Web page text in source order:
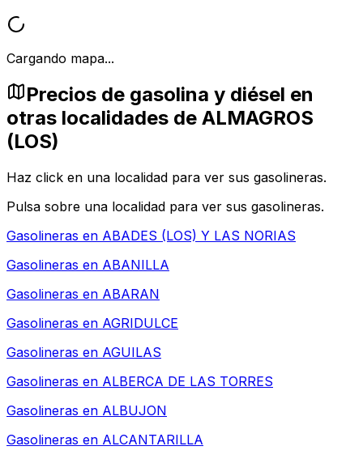
Cargando mapa...
Precios de gasolina y diésel en
otras localidades de ALMAGROS
(LOS)
Haz click en una localidad para ver sus gasolineras.
Pulsa sobre una localidad para ver sus gasolineras.
Gasolineras en ABADES (LOS) Y LAS NORIAS
Gasolineras en ABANILLA
Gasolineras en ABARAN
Gasolineras en AGRIDULCE
Gasolineras en AGUILAS
Gasolineras en ALBERCA DE LAS TORRES
Gasolineras en ALBUJON
Gasolineras en ALCANTARILLA